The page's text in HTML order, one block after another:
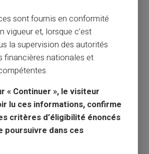
sont fournis en conformité
vigueur et, lorsque c’est
la supervision des autorités
financières nationales et
« Continuer », le visiteur
lu ces informations, confirme
critères d’éligibilité énoncés
poursuivre dans ces